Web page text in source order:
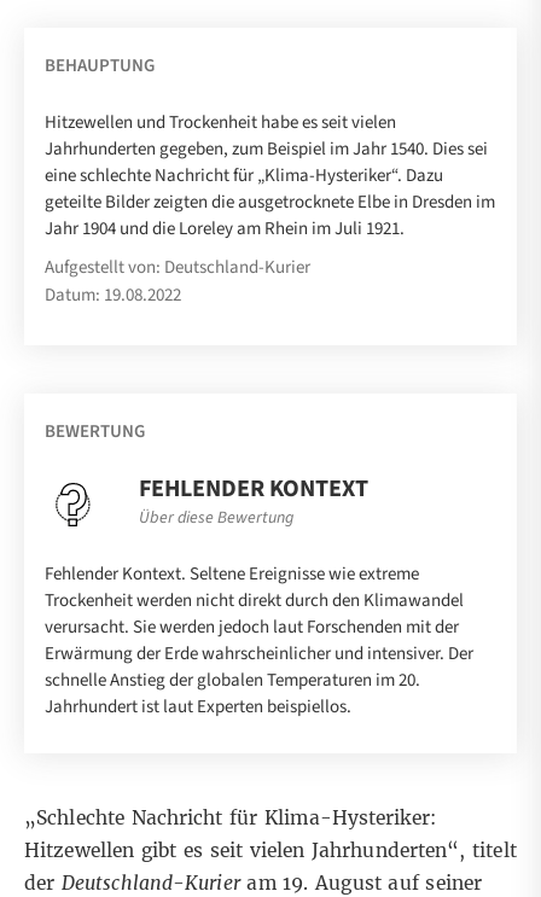
BEHAUPTUNG
Hitzewellen und Trockenheit habe es seit vielen
Jahrhunderten gegeben, zum Beispiel im Jahr 1540. Dies sei
eine schlechte Nachricht für „Klima-Hysteriker“. Dazu
geteilte Bilder zeigten die ausgetrocknete Elbe in Dresden im
Jahr 1904 und die Loreley am Rhein im Juli 1921.
Aufgestellt von: Deutschland-Kurier
Datum: 19.08.2022
BEWERTUNG
FEHLENDER KONTEXT
Über diese Bewertung
Fehlender Kontext. Seltene Ereignisse wie extreme
Trockenheit werden nicht direkt durch den Klimawandel
verursacht. Sie werden jedoch laut Forschenden mit der
Erwärmung der Erde wahrscheinlicher und intensiver. Der
schnelle Anstieg der globalen Temperaturen im 20.
Jahrhundert ist laut Experten beispiellos.
„Schlechte Nachricht für Klima-Hysteriker:
Hitzewellen gibt es seit vielen Jahrhunderten“, titelt
der Deutschland-Kurieram 19. August auf seiner